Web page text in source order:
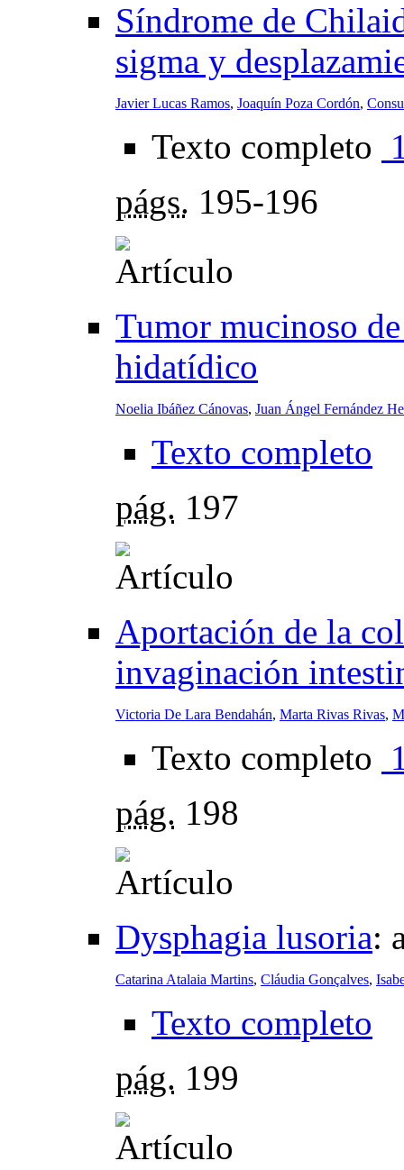
Síndrome de
sigma y
Javier Lucas Ramos, Joaquín Poza Cordón,
Texto completo
págs. 195-196
Tumor mucinoso
hidatídico
Noelia Ibáñez Cánovas, Juan Ángel Fernández
Texto completo
pág. 197
Aportación de la
invaginación
Victoria De Lara Bendahán, Marta Rivas Rivas,
Texto completo
pág. 198
Dysphagia lusoria:
Catarina Atalaia Martins, Cláudia Gonçalves,
Texto completo
pág. 199